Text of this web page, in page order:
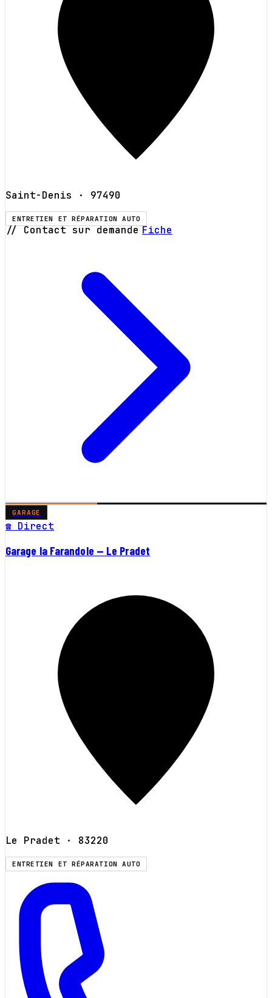
Saint-Denis · 97490
ENTRETIEN ET RÉPARATION AUTO
// Contact sur demande Fiche
GARAGE
☎ Direct
Garage la Farandole — Le Pradet
Le Pradet · 83220
ENTRETIEN ET RÉPARATION AUTO